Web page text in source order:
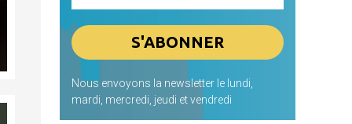
Nous envoyons la newsletter le lundi,
mardi, mercredi, jeudi et vendredi